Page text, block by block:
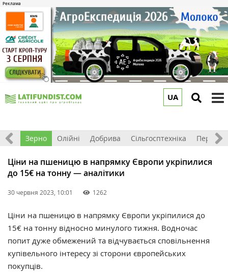
UA
Світ Зерно Олійні Добрива Сільгосптехніка
Ціни на пшеницю в напрямку Європи укріпилися
до 15€ на тонну — аналітики
30 червня 2023, 10:01 1262
Ціни на пшеницю в напрямку Європи укріпилися до
15€ на тонну відносно минулого тижня. Водночас
попит дуже обмежений та відчувається сповільнення
купівельного інтересу зі сторони європейських
покупців.